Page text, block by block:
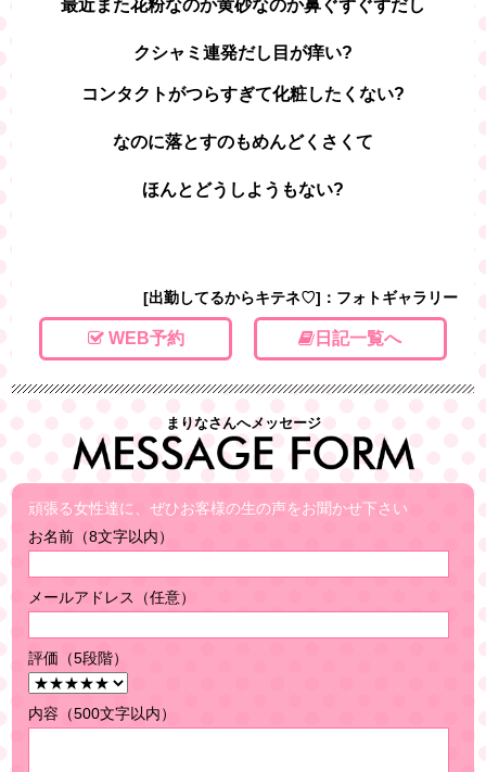
最近また花粉なのか黄砂なのか鼻ぐずぐずだし
クシャミ連発だし目が痒い?
コンタクトがつらすぎて化粧したくない?
なのに落とすのもめんどくさくて
ほんとどうしようもない?
[出勤してるからキテネ♡]：フォトギャラリー
WEB予約 日記一覧へ
まりなさんへメッセージ
頑張る女性達に、ぜひお客様の生の声をお聞かせ下さい
お名前（8文字以内）
メールアドレス（任意）
評価（5段階）
内容（500文字以内）